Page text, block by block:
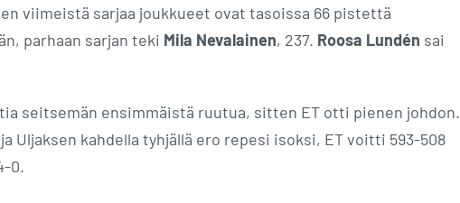
viimeistä sarjaa joukkueet ovat tasoissa 66 pistettä
parhaan sarjan teki Mila Nevalainen, 237. Roosa Lundén sai
seitsemän ensimmäistä ruutua, sitten ET otti pienen johdon.
Uljaksen kahdella tyhjällä ero repesi isoksi, ET voitti 593-508
0.